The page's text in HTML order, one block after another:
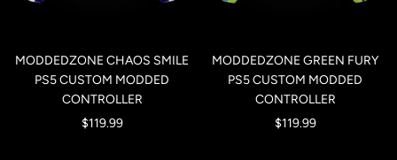
MODDEDZONE CHAOS SMILE
PS5 CUSTOM MODDED
CONTROLLER
Precio
$119.99
MODDEDZONE GREEN FURY
PS5 CUSTOM MODDED
CONTROLLER
Precio
$119.99